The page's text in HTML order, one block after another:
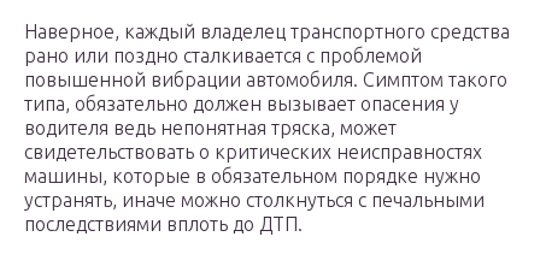
Наверное, каждый владелец транспортного средства
рано или поздно сталкивается с проблемой
повышенной вибрации автомобиля. Симптом такого
типа, обязательно должен вызывает опасения у
водителя ведь непонятная тряска, может
свидетельствовать о критических неисправностях
машины, которые в обязательном порядке нужно
устранять, иначе можно столкнуться с печальными
последствиями вплоть до ДТП.